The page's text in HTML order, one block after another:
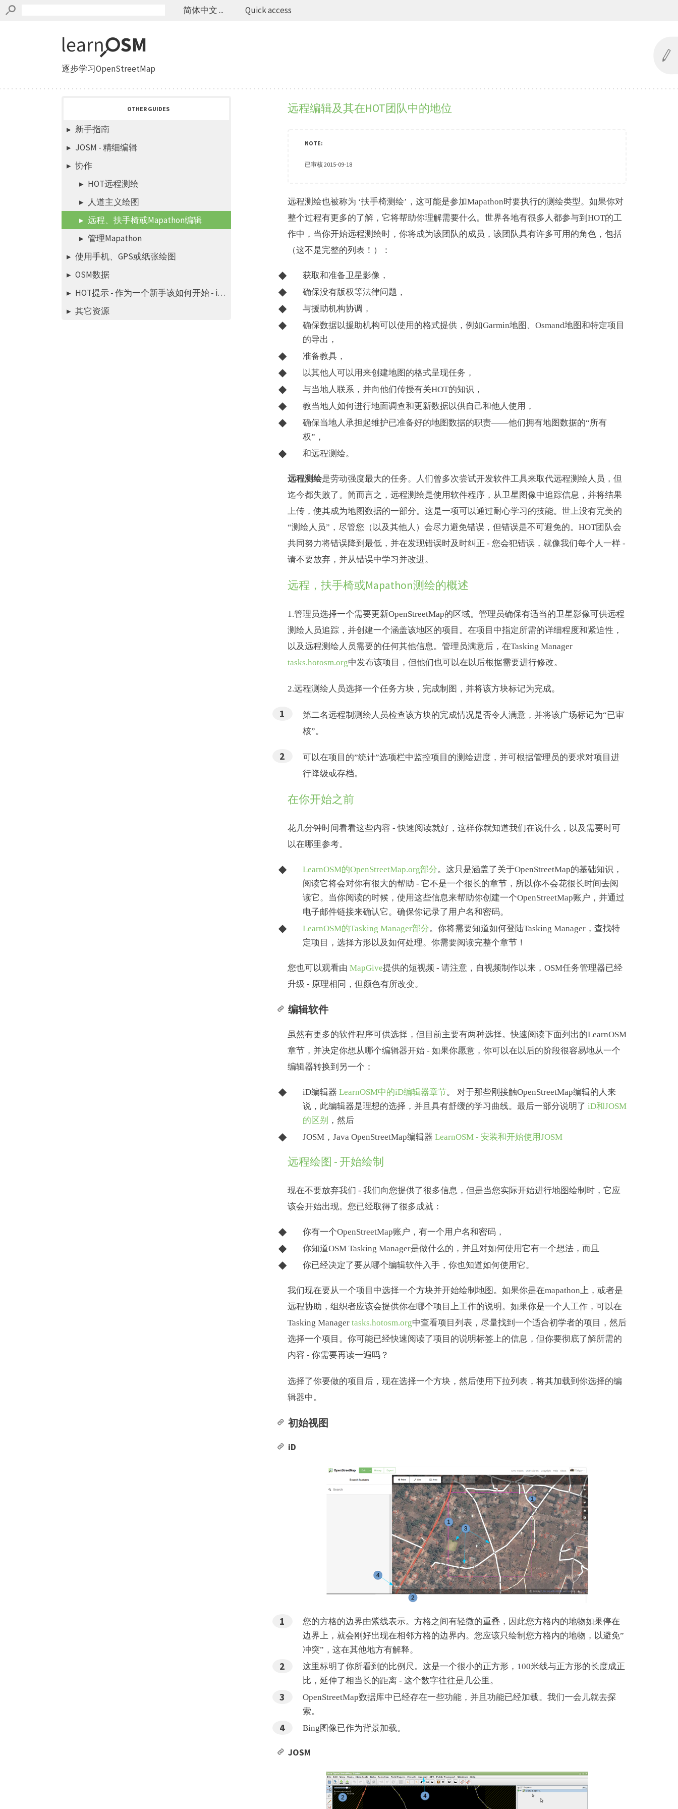
简体中文 ... Quick access
逐步学习OpenStreetMap
OTHER GUIDES
新手指南
JOSM - 精细编辑
协作
HOT远程测绘
人道主义绘图
远程、扶手椅或Mapathon编辑
管理Mapathon
使用手机、GPS或纸张绘图
OSM数据
HOT提示 - 作为一个新手该如何开始 - iD编辑器
其它资源
远程编辑及其在HOT团队中的地位
已审核 2015-09-18
远程测绘也被称为 ‘扶手椅测绘’，这可能是参加Mapathon时要执行的测绘类型。如果你对
整个过程有更多的了解，它将帮助你理解需要什么。世界各地有很多人都参与到HOT的工
作中，当你开始远程测绘时，你将成为该团队的成员，该团队具有许多可用的角色，包括
（这不是完整的列表！）：
获取和准备卫星影像，
确保没有版权等法律问题，
与援助机构协调，
确保数据以援助机构可以使用的格式提供，例如Garmin地图、Osmand地图和特定项目
的导出，
准备教具，
以其他人可以用来创建地图的格式呈现任务，
与当地人联系，并向他们传授有关HOT的知识，
教当地人如何进行地面调查和更新数据以供自己和他人使用，
确保当地人承担起维护已准备好的地图数据的职责——他们拥有地图数据的“所有
权”，
和远程测绘。
远程测绘是劳动强度最大的任务。人们曾多次尝试开发软件工具来取代远程测绘人员，但
迄今都失败了。简而言之，远程测绘是使用软件程序，从卫星图像中追踪信息，并将结果
上传，使其成为地图数据的一部分。这是一项可以通过耐心学习的技能。世上没有完美的
“测绘人员”，尽管您（以及其他人）会尽力避免错误，但错误是不可避免的。HOT团队会
共同努力将错误降到最低，并在发现错误时及时纠正 - 您会犯错误，就像我们每个人一样 -
请不要放弃，并从错误中学习并改进。
远程，扶手椅或Mapathon测绘的概述
1.管理员选择一个需要更新OpenStreetMap的区域。管理员确保有适当的卫星影像可供远程
测绘人员追踪，并创建一个涵盖该地区的项目。在项目中指定所需的详细程度和紧迫性，
以及远程测绘人员需要的任何其他信息。管理员满意后，在Tasking Manager
tasks.hotosm.org中发布该项目，但他们也可以在以后根据需要进行修改。
2.远程测绘人员选择一个任务方块，完成制图，并将该方块标记为完成。
第二名远程制测绘人员检查该方块的完成情况是否令人满意，并将该广场标记为“已审
核”。
可以在项目的”统计”选项栏中监控项目的测绘进度，并可根据管理员的要求对项目进
行降级或存档。
在你开始之前
花几分钟时间看看这些内容 - 快速阅读就好，这样你就知道我们在说什么，以及需要时可
以在哪里参考。
LearnOSM的OpenStreetMap.org部分。这只是涵盖了关于OpenStreetMap的基础知识，
阅读它将会对你有很大的帮助 - 它不是一个很长的章节，所以你不会花很长时间去阅
读它。当你阅读的时候，使用这些信息来帮助你创建一个OpenStreetMap账户，并通过
电子邮件链接来确认它。确保你记录了用户名和密码。
LearnOSM的Tasking Manager部分。你将需要知道如何登陆Tasking Manager，查找特
定项目，选择方形以及如何处理。你需要阅读完整个章节！
您也可以观看由 MapGive提供的短视频 - 请注意，自视频制作以来，OSM任务管理器已经
升级 - 原理相同，但颜色有所改变。
编辑软件
虽然有更多的软件程序可供选择，但目前主要有两种选择。快速阅读下面列出的LearnOSM
章节，并决定你想从哪个编辑器开始 - 如果你愿意，你可以在以后的阶段很容易地从一个
编辑器转换到另一个：
iD编辑器 LearnOSM中的iD编辑器章节。 对于那些刚接触OpenStreetMap编辑的人来
说，此编辑器是理想的选择，并且具有舒缓的学习曲线。最后一部分说明了 iD和JOSM
的区别 ，然后
JOSM，Java OpenStreetMap编辑器 LearnOSM - 安装和开始使用JOSM
远程绘图 - 开始绘制
现在不要放弃我们 - 我们向您提供了很多信息，但是当您实际开始进行地图绘制时，它应
该会开始出现。您已经取得了很多成就：
你有一个OpenStreetMap账户，有一个用户名和密码，
你知道OSM Tasking Manager是做什么的，并且对如何使用它有一个想法，而且
你已经决定了要从哪个编辑软件入手，你也知道如何使用它。
我们现在要从一个项目中选择一个方块并开始绘制地图。如果你是在mapathon上，或者是
远程协助，组织者应该会提供你在哪个项目上工作的说明。如果你是一个人工作，可以在
Tasking Manager tasks.hotosm.org中查看项目列表，尽量找到一个适合初学者的项目，然后
选择一个项目。你可能已经快速阅读了项目的说明标签上的信息，但你要彻底了解所需的
内容 - 你需要再读一遍吗？
选择了你要做的项目后，现在选择一个方块，然后使用下拉列表，将其加载到你选择的编
辑器中。
初始视图
iD
您的方格的边界由紫线表示。方格之间有轻微的重叠，因此您方格内的地物如果停在
边界上，就会刚好出现在相邻方格的边界内。您应该只绘制您方格内的地物，以避免”
冲突”，这在其他地方有解释。
这里标明了你所看到的比例尺。这是一个很小的正方形，100米线与正方形的长度成正
比，延伸了相当长的距离 - 这个数字往往是几公里。
OpenStreetMap数据库中已经存在一些功能，并且功能已经加载。我们一会儿就去探
索。
Bing图像已作为背景加载。
JOSM